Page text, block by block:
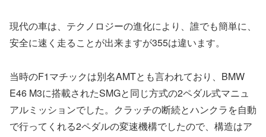
現代の車は、テクノロジーの進化により、誰でも簡単に、
安全に速く走ることが出来ますが355は違います。
当時のF1マチックは別名AMTとも言われており、BMW
E46 M3に搭載されたSMGと同じ方式の2ペダル式マニュ
アルミッションでした。クラッチの断続とハンクラを自動
で行ってくれる2ペダルの変速機構でしたので、構造はア